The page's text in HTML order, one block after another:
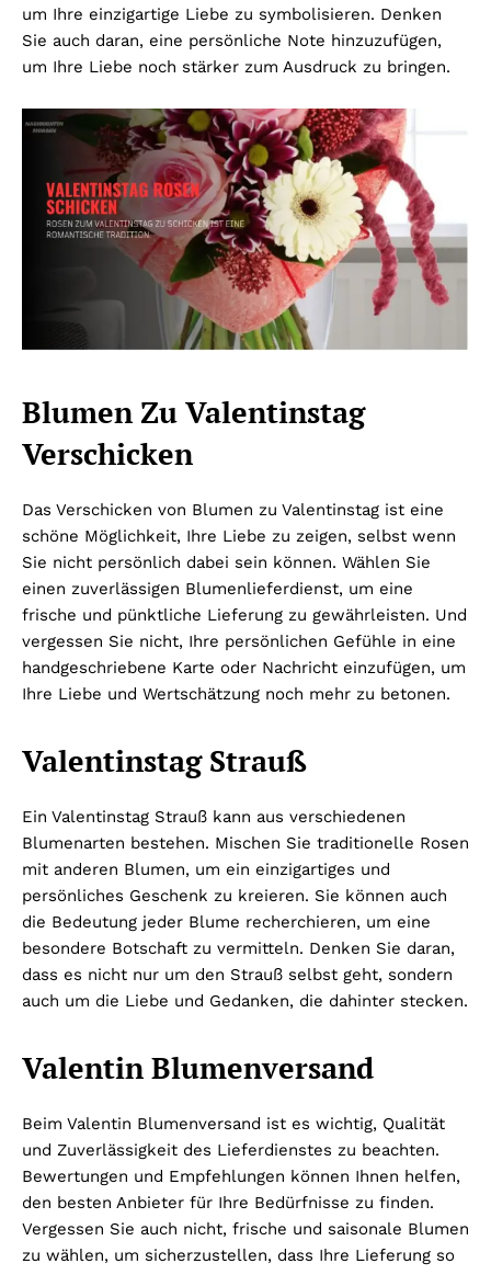
um Ihre einzigartige Liebe zu symbolisieren. Denken
Sie auch daran, eine persönliche Note hinzuzufügen,
um Ihre Liebe noch stärker zum Ausdruck zu bringen.
Blumen Zu Valentinstag
Verschicken
Das Verschicken von Blumen zu Valentinstag ist eine
schöne Möglichkeit, Ihre Liebe zu zeigen, selbst wenn
Sie nicht persönlich dabei sein können. Wählen Sie
einen zuverlässigen Blumenlieferdienst, um eine
frische und pünktliche Lieferung zu gewährleisten. Und
vergessen Sie nicht, Ihre persönlichen Gefühle in eine
handgeschriebene Karte oder Nachricht einzufügen, um
Ihre Liebe und Wertschätzung noch mehr zu betonen.
Valentinstag Strauß
Ein Valentinstag Strauß kann aus verschiedenen
Blumenarten bestehen. Mischen Sie traditionelle Rosen
mit anderen Blumen, um ein einzigartiges und
persönliches Geschenk zu kreieren. Sie können auch
die Bedeutung jeder Blume recherchieren, um eine
besondere Botschaft zu vermitteln. Denken Sie daran,
dass es nicht nur um den Strauß selbst geht, sondern
auch um die Liebe und Gedanken, die dahinter stecken.
Valentin Blumenversand
Beim Valentin Blumenversand ist es wichtig, Qualität
und Zuverlässigkeit des Lieferdienstes zu beachten.
Bewertungen und Empfehlungen können Ihnen helfen,
den besten Anbieter für Ihre Bedürfnisse zu finden.
Vergessen Sie auch nicht, frische und saisonale Blumen
zu wählen, um sicherzustellen, dass Ihre Lieferung so